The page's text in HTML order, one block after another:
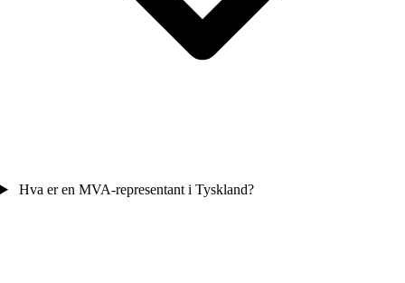
Hva er en MVA-representant i Tyskland?